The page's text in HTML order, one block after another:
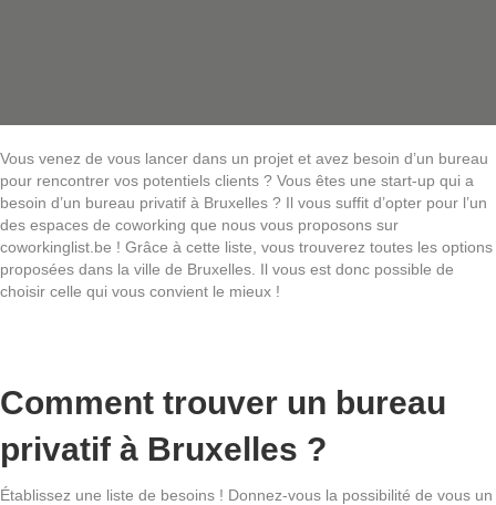
Vous venez de vous lancer dans un projet et avez besoin d’un bureau
pour rencontrer vos potentiels clients ? Vous êtes une start-up qui a
besoin d’un bureau privatif à Bruxelles ? Il vous suffit d’opter pour l’un
des espaces de coworking que nous vous proposons sur
coworkinglist.be ! Grâce à cette liste, vous trouverez toutes les options
proposées dans la ville de Bruxelles. Il vous est donc possible de
choisir celle qui vous convient le mieux !
Comment trouver un bureau
privatif à Bruxelles ?
Établissez une liste de besoins ! Donnez-vous la possibilité de vous un